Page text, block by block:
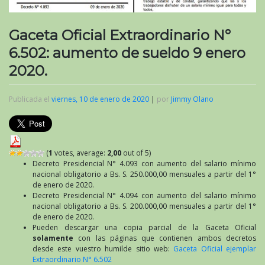
Gaceta Oficial Extraordinario N°
6.502: aumento de sueldo 9 enero
2020.
Publicada el viernes, 10 de enero de 2020 | por Jimmy Olano
(1 votes, average: 2,00 out of 5)
Decreto Presidencial N° 4.093 con aumento del salario mínimo
nacional obligatorio a Bs. S. 250.000,00 mensuales a partir del 1°
de enero de 2020.
Decreto Presidencial N° 4.094 con aumento del salario mínimo
nacional obligatorio a Bs. S. 200.000,00 mensuales a partir del 1°
de enero de 2020.
Pueden descargar una copia parcial de la Gaceta Oficial
solamente con las páginas que contienen ambos decretos
desde este vuestro humilde sitio web: Gaceta Oficial ejemplar
Extraordinario N° 6.502